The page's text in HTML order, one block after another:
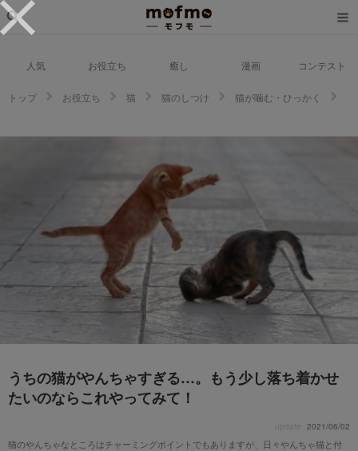
人気 お役立ち 癒し 漫画 コンテスト
トップ お役立ち 猫 猫のしつけ
猫が噛む・ひっかく
うちの猫がやんちゃすぎる…。もう少し落ち着かせ
たいのならこれやってみて！
update 2021/06/02
猫のやんちゃなところはチャーミングポイントでもありますが、日々やんちゃ猫と付